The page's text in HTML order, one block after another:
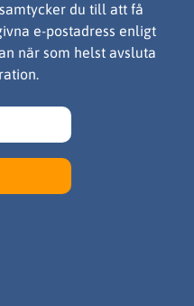
du till att få
e-postadress enligt
när som helst avsluta